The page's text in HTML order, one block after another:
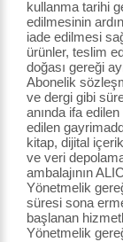
kullanma tarihi
edilmesinin
iade edilmesi
ürünler, teslim
doğası gereği
Abonelik
ve dergi gibi
anında ifa
edilen
kitap, dijital
ve veri
ambalajının
Yönetmelik
süresi sona
başlanan
Yönetmelik